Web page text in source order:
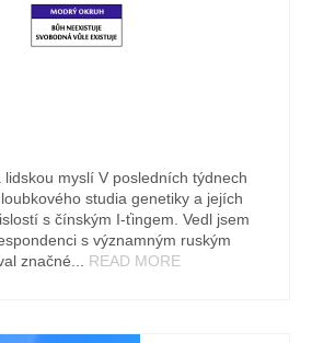
lidskou myslí V posledních týdnech
studia genetiky a jejích
s čínským I-ťingem. Vedl jsem
s významným ruským
značné... READ MORE